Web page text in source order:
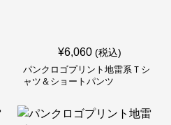
¥6,060 (税込)
パンクロゴプリント地雷系Ｔシ
ャツ＆ショートパンツ